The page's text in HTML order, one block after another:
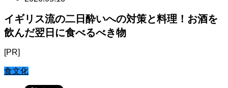
イギリス流の二日酔いへの対策と料理！お酒を
飲んだ翌日に食べるべき物
[PR]
食文化